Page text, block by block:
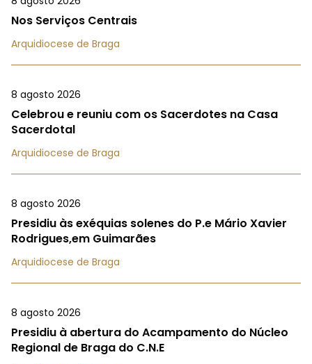
Nos Serviços Centrais
Arquidiocese de Braga
8 agosto 2026
Celebrou e reuniu com os Sacerdotes na Casa
Sacerdotal
Arquidiocese de Braga
8 agosto 2026
Presidiu às exéquias solenes do P.e Mário Xavier
Rodrigues,em Guimarães
Arquidiocese de Braga
8 agosto 2026
Presidiu à abertura do Acampamento do Núcleo
Regional de Braga do C.N.E